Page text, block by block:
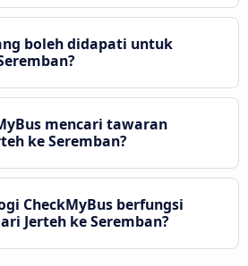
boleh didapati untuk
mencari tawaran
ke Seremban?
CheckMyBus berfungsi
Jerteh ke Seremban?